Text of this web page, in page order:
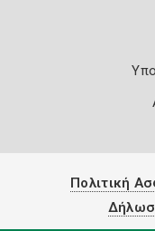
Πολιτική